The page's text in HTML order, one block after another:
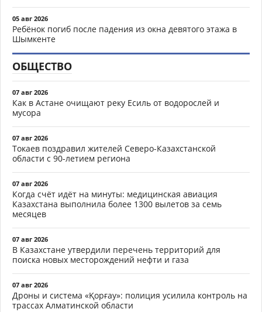
05 авг 2026
Ребёнок погиб после падения из окна девятого этажа в
Шымкенте
ОБЩЕСТВО
07 авг 2026
Как в Астане очищают реку Есиль от водорослей и
мусора
07 авг 2026
Токаев поздравил жителей Северо-Казахстанской
области с 90-летием региона
07 авг 2026
Когда счёт идёт на минуты: медицинская авиация
Казахстана выполнила более 1300 вылетов за семь
месяцев
07 авг 2026
В Казахстане утвердили перечень территорий для
поиска новых месторождений нефти и газа
07 авг 2026
Дроны и система «Қорғау»: полиция усилила контроль на
трассах Алматинской области